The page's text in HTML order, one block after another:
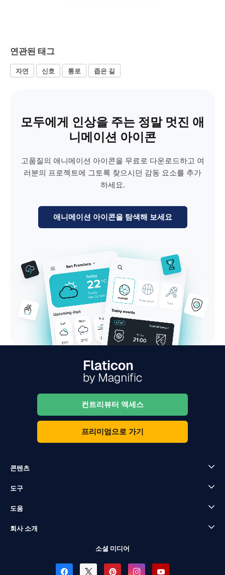
연관된 태그
자연 신호 통로 좁은 길
모두에게 인상을 주는 정말 멋진 애
니메이션 아이콘
고품질의 애니메이션 아이콘을 무료로 다운로드하고 여
러분의 프로젝트에 그토록 찾으시던 감동 요소를 추가
하세요.
애니메이션 아이콘을 탐색해 보세요
컨트리뷰터 액세스
프리미엄으로 가기
콘텐츠
도구
도움
회사 소개
소셜 미디어